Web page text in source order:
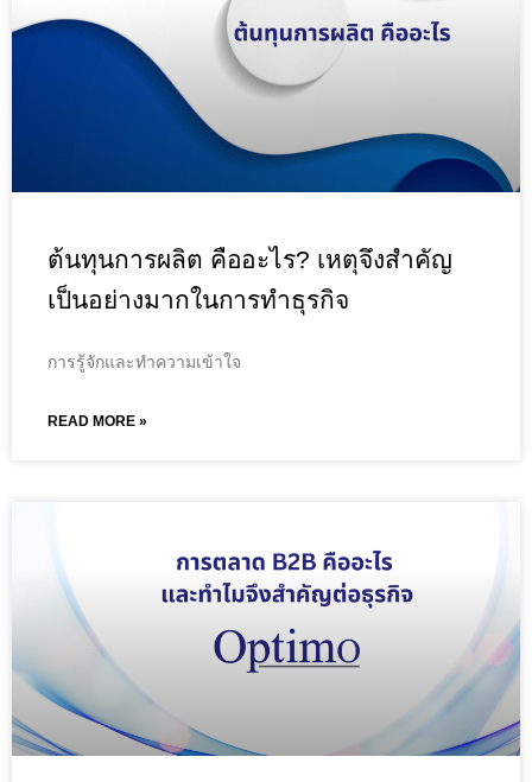
ต้นทุนการผลิต คืออะไร? เหตุจึงสำคัญ
เป็นอย่างมากในการทำธุรกิจ
การรู้จักและทำความเข้าใจ
READ MORE »